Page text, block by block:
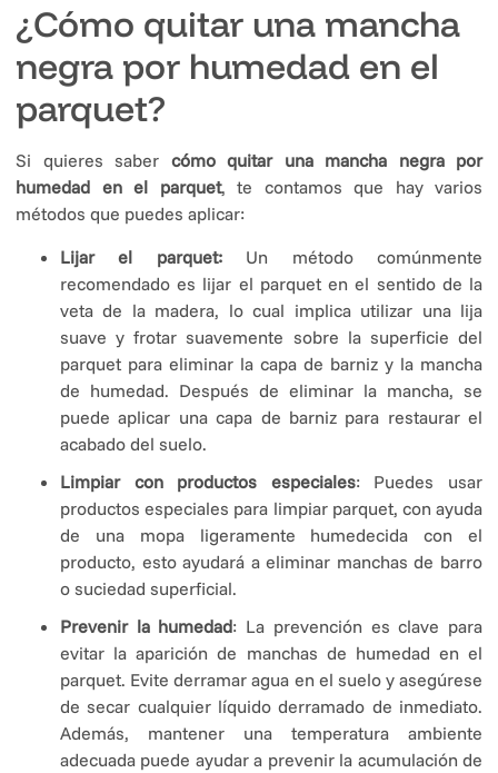
¿Cómo quitar una mancha
negra por humedad en el
parquet?
Si quieres saber cómo quitar una mancha negra por
humedad en el parquet, te contamos que hay varios
métodos que puedes aplicar:
Lijar el parquet:Un método comúnmente
recomendado es lijar el parquet en el sentido de la
veta de la madera, lo cual implica utilizar una lija
suave y frotar suavemente sobre la superficie del
parquet para eliminar la capa de barniz y la mancha
de humedad. Después de eliminar la mancha, se
puede aplicar una capa de barniz para restaurar el
acabado del suelo.
Limpiar con productos especiales: Puedes usar
productos especiales para limpiar parquet, con ayuda
de una mopa ligeramente humedecida con el
producto, esto ayudará a eliminar manchas de barro
o suciedad superficial.
Prevenir la humedad: La prevención es clave para
evitar la aparición de manchas de humedad en el
parquet. Evite derramar agua en el suelo y asegúrese
de secar cualquier líquido derramado de inmediato.
Además, mantener una temperatura ambiente
adecuada puede ayudar a prevenir la acumulación de